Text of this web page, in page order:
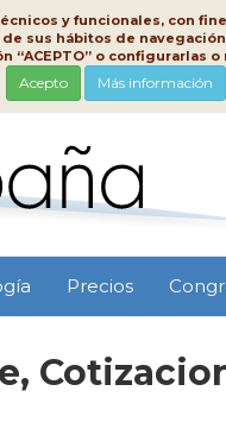
y funcionales, con
de sus hábitos de
o configurarlas o
Acepto Más información
Precios